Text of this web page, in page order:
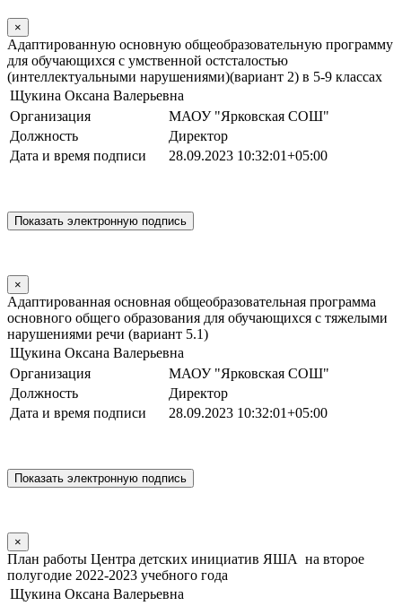
×
Адаптированную основную общеобразовательную программу
для обучающихся с умственной остсталостью
(интеллектуальными нарушениями)(вариант 2) в 5-9 классах
Щукина Оксана Валерьевна
Организация
МАОУ "Ярковская СОШ"
Должность
Директор
Дата и время подписи
28.09.2023 10:32:01+05:00
×
Адаптированная основная общеобразовательная программа
основного общего образования для обучающихся с тяжелыми
нарушениями речи (вариант 5.1)
Щукина Оксана Валерьевна
Организация
МАОУ "Ярковская СОШ"
Должность
Директор
Дата и время подписи
28.09.2023 10:32:01+05:00
×
План работы Центра детских инициатив ЯША на второе
полугодие 2022-2023 учебного года
Щукина Оксана Валерьевна